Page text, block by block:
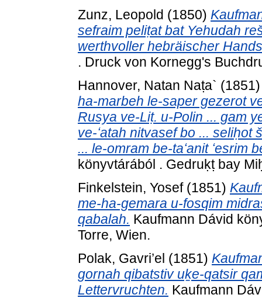
Zunz, Leopold (1850)
sefraim peliṭat bat Yehudah
werthvoller hebräischer
. Druck von Kornegg's
Hannover, Natan Naṭa`
ha-marbeh le-saper gezerot
Rusya ve-Liṭ. u-Polin ... gam
ve-ʻatah nitvasef bo ... seliḥot
... le-omram be-taʻanit ʻesrim
könyvtárából . Gedruḳṭ bay
Finkelstein, Yosef(1851)
me-ha-gemara u-fosqim
qabalah. Kaufmann Dávid
Torre, Wien.
Polak, Gavri’el (1851)
gornah qibatstiv uḵe-qatsir
Lettervruchten. Kaufmann